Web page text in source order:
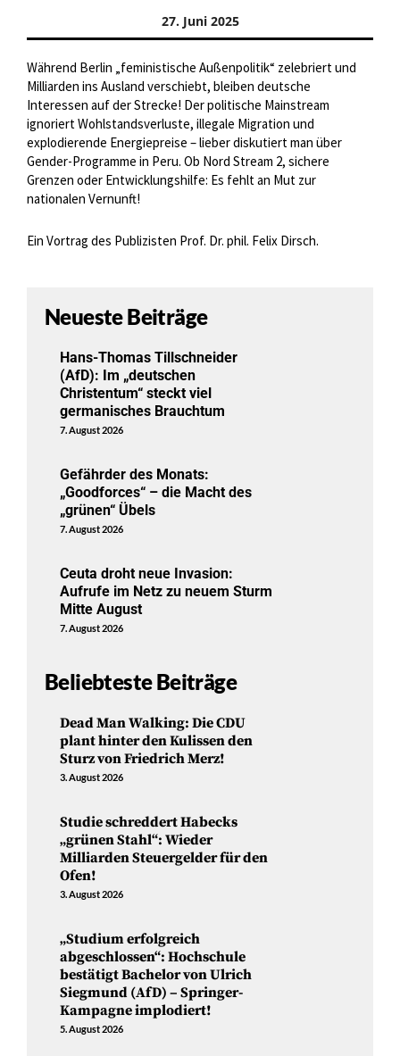
27. Juni 2025
Während Berlin „feministische Außenpolitik“ zelebriert und
Milliarden ins Ausland verschiebt, bleiben deutsche
Interessen auf der Strecke! Der politische Mainstream
ignoriert Wohlstandsverluste, illegale Migration und
explodierende Energiepreise – lieber diskutiert man über
Gender-Programme in Peru. Ob Nord Stream 2, sichere
Grenzen oder Entwicklungshilfe: Es fehlt an Mut zur
nationalen Vernunft!
Ein Vortrag des Publizisten Prof. Dr. phil. Felix Dirsch.
Neueste Beiträge
Hans-Thomas Tillschneider
(AfD): Im „deutschen
Christentum“ steckt viel
germanisches Brauchtum
7. August 2026
Gefährder des Monats:
„Goodforces“ – die Macht des
„grünen“ Übels
7. August 2026
Ceuta droht neue Invasion:
Aufrufe im Netz zu neuem Sturm
Mitte August
7. August 2026
Beliebteste Beiträge
Dead Man Walking: Die CDU
plant hinter den Kulissen den
Sturz von Friedrich Merz!
3. August 2026
Studie schreddert Habecks
„grünen Stahl“: Wieder
Milliarden Steuergelder für den
Ofen!
3. August 2026
„Studium erfolgreich
abgeschlossen“: Hochschule
bestätigt Bachelor von Ulrich
Siegmund (AfD) – Springer-
Kampagne implodiert!
5. August 2026